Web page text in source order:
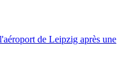
de Leipzig après une